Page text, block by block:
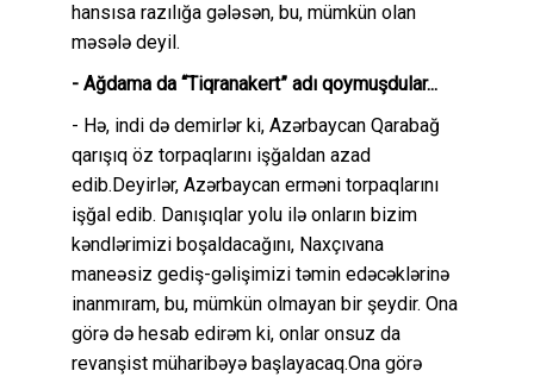
hansısa razılığa gələsən, bu, mümkün olan
məsələ deyil.
- Ağdama da “Tiqranakert” adı qoymuşdular...
- Hə, indi də demirlər ki, Azərbaycan Qarabağ
qarışıq öz torpaqlarını işğaldan azad
edib.Deyirlər, Azərbaycan erməni torpaqlarını
işğal edib. Danışıqlar yolu ilə onların bizim
kəndlərimizi boşaldacağını, Naxçıvana
maneəsiz gediş-gəlişimizi təmin edəcəklərinə
inanmıram, bu, mümkün olmayan bir şeydir. Ona
görə də hesab edirəm ki, onlar onsuz da
revanşist müharibəyə başlayacaq.Ona görə